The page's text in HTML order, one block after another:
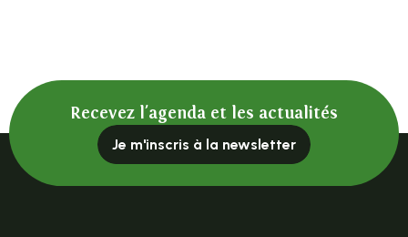
Imprimerie Cheyne éditeur : maison d'édition de poésie
Perd pas le fil
Communauté des Diaconesses - Artisanat
Romy Deygas Joaillerie
Espace d'art contemporain les Roches
Cré'ateliers du Haut-Lignon
Recevez l'agenda et les actualités
Je m'inscris à la newsletter